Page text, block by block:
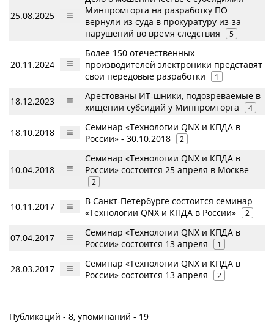
25.08.2025
Минпромторга на разработку ПО
вернули из суда в прокуратуру из-за
нарушений во время следствия
5
20.11.2024
Более 150 отечественных
производителей электроники представят
свои передовые разработки
1
18.12.2023
Арестованы ИТ-шники, подозреваемые в
хищении субсидий у Минпромторга
4
18.10.2018
Семинар «Технологии QNX и КПДА в
России» - 30.10.2018
2
10.04.2018
Семинар «Технологии QNX и КПДА в
России» состоится 25 апреля в Москве
2
10.11.2017
В Санкт-Петербурге состоится семинар
«Технологии QNX и КПДА в России»
2
07.04.2017
Семинар «Технологии QNX и КПДА в
России» состоится 13 апреля
1
28.03.2017
Семинар «Технологии QNX и КПДА в
России» состоится 13 апреля
2
Публикаций - 8, упоминаний - 19